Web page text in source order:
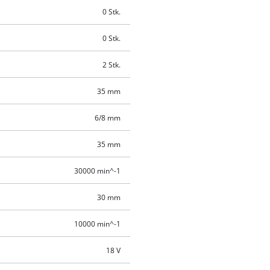
0 Stk.
0 Stk.
2 Stk.
35 mm
6/8 mm
35 mm
30000 min^-1
30 mm
10000 min^-1
18 V